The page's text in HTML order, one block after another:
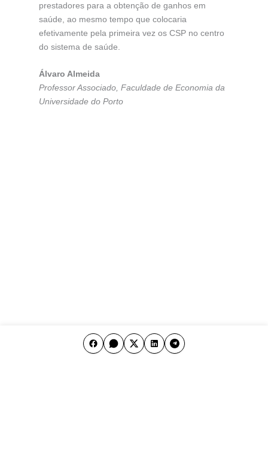
prestadores para a obtenção de ganhos em
saúde, ao mesmo tempo que colocaria
efetivamente pela primeira vez os CSP no centro
do sistema de saúde.
Álvaro Almeida
Professor Associado, Faculdade de Economia da
Universidade do Porto